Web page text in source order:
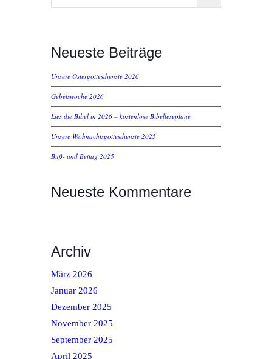
Neueste Beiträge
Unsere Ostergottesdienste 2026
Gebetswoche 2026
Lies die Bibel in 2026 – kostenlose Bibellesepläne
Unsere Weihnachtsgottesdienste 2025
Buß- und Bettag 2025
Neueste Kommentare
Archiv
März 2026
Januar 2026
Dezember 2025
November 2025
September 2025
April 2025